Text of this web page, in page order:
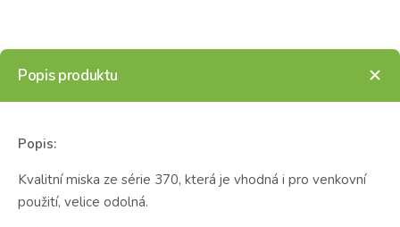
Popis produktu
Popis:
Kvalitní miska ze série 370, která je vhodná i pro venkovní
použití, velice odolná.